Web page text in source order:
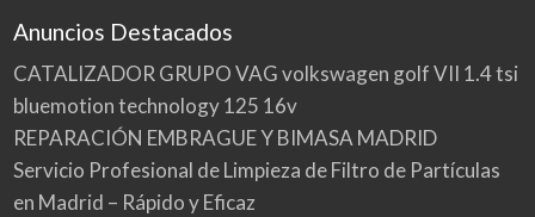
Anuncios Destacados
CATALIZADOR GRUPO VAG volkswagen golf VII 1.4 tsi
bluemotion technology 125 16v
REPARACIÓN EMBRAGUE Y BIMASA MADRID
Servicio Profesional de Limpieza de Filtro de Partículas
en Madrid – Rápido y Eficaz